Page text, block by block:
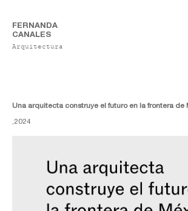
FERNANDA
CANALES
Arquitectura
Una arquitecta construye el futuro en la frontera de
,2024